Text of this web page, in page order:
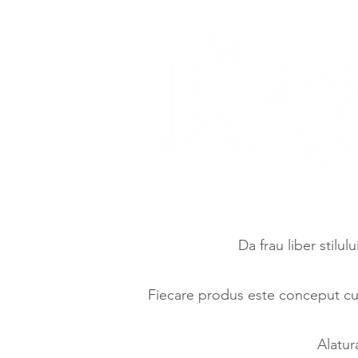
Da frau liber
Fiecare produs este conceput